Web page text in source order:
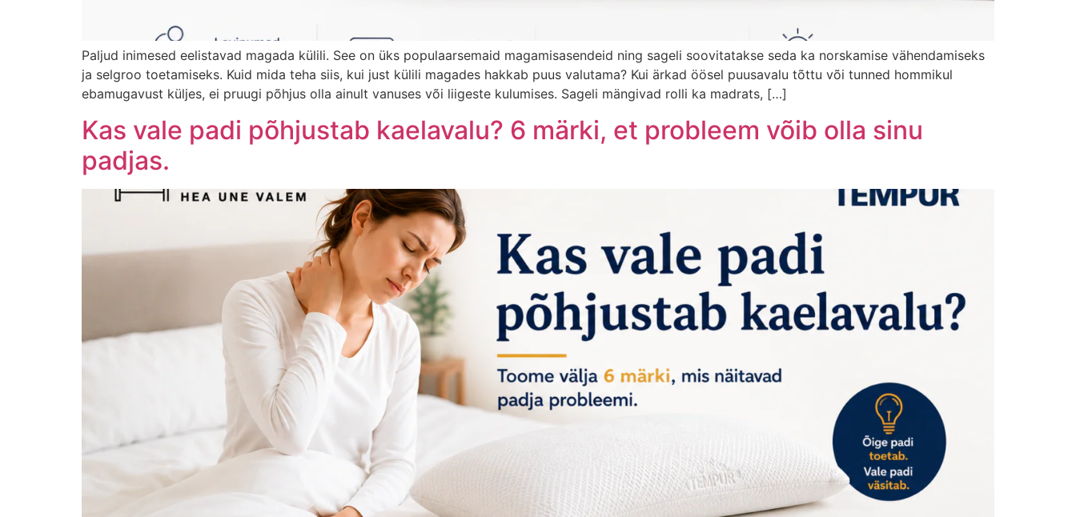
Paljud inimesed eelistavad magada külili. See on üks populaarsemaid magamisasendeid ning sageli soovitatakse seda ka norskamise vähendamiseks
ja selgroo toetamiseks. Kuid mida teha siis, kui just külili magades hakkab puus valutama? Kui ärkad öösel puusavalu tõttu või tunned hommikul
ebamugavust küljes, ei pruugi põhjus olla ainult vanuses või liigeste kulumises. Sageli mängivad rolli ka madrats, […]
Kas vale padi põhjustab kaelavalu? 6 märki, et probleem võib olla sinu
padjas.